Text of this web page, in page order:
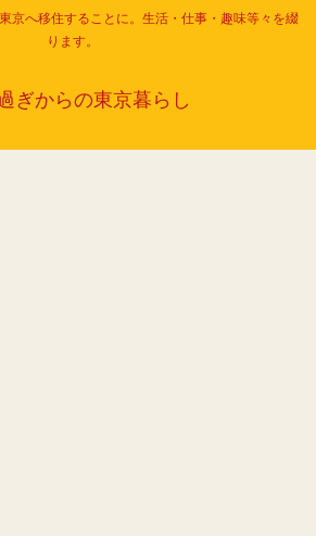
京へ移住することに。生活・仕事・趣味等々を綴
ります。
ぎからの東京暮らし